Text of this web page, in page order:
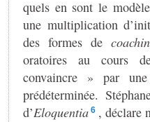
quels en sont le
une multiplication
des formes de
oratoires au cours
convaincre » par une
prédéterminée.
d’Eloquentia 6 , déclare